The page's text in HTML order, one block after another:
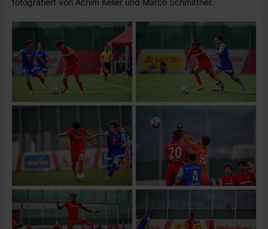
fotografiert von Achim Keller und Marco Schmittner.